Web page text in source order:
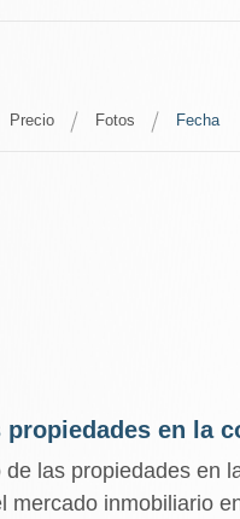
Precio Fotos Fecha
en la
las propiedades en
mercado inmobiliario